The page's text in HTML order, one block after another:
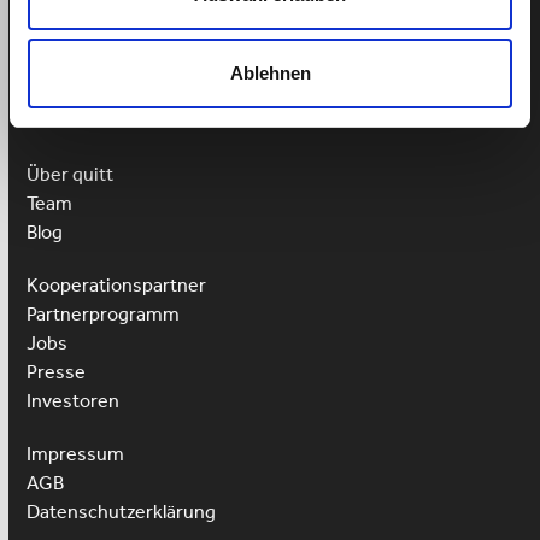
Ablehnen
Weitere Links
Über quitt
Team
Blog
Kooperationspartner
Partnerprogramm
Jobs
Presse
Investoren
Impressum
AGB
Datenschutzerklärung